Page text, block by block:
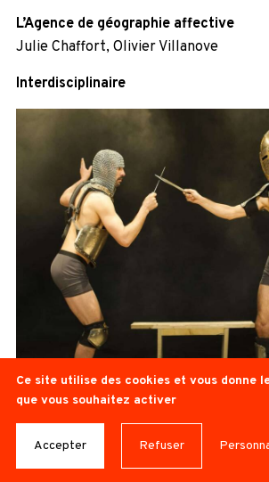
L’Agence de géographie affective
Julie Chaffort, Olivier Villanove
Interdisciplinaire
FORT
ie
Ce site utilise des cookies et vous donne
que vous souhaitez activer
Accepter Refuser